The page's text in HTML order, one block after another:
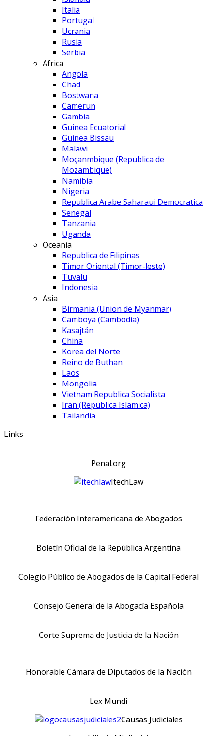
Italia
Portugal
Ucrania
Rusia
Serbia
Africa
Angola
Chad
Bostwana
Camerun
Gambia
Guinea Ecuatorial
Guinea Bissau
Malawi
Moçanmbique (Republica de
Mozambique)
Namibia
Nigeria
Republica Arabe Saharaui Democratica
Senegal
Tanzania
Uganda
Oceania
Republica de Filipinas
Timor Oriental (Timor-leste)
Tuvalu
Indonesia
Asia
Birmania (Union de Myanmar)
Camboya (Cambodia)
Kasajtán
China
Korea del Norte
Reino de Buthan
Laos
Mongolia
Vietnam Republica Socialista
Iran (Republica Islamica)
Tailandia
Links
Penal.org
ItechLaw
Federación Interamericana de Abogados
Boletín Oficial de la República Argentina
Colegio Público de Abogados de la Capital Federal
Consejo General de la Abogacía Española
Corte Suprema de Justicia de la Nación
Honorable Cámara de Diputados de la Nación
Lex Mundi
Causas Judiciales